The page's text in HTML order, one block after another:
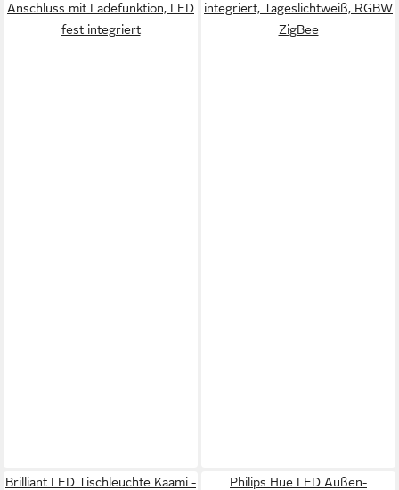
Anschluss mit Ladefunktion, LED
fest integriert
integriert, Tageslichtweiß, RGBW
ZigBee
Brilliant LED Tischleuchte Kaami -
Philips Hue LED Außen-